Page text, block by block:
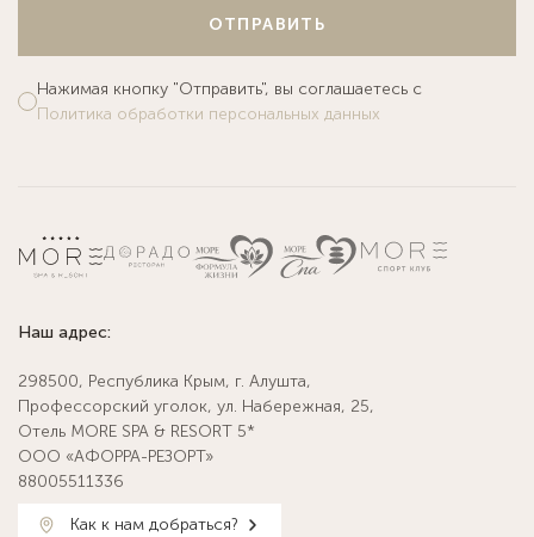
ОТПРАВИТЬ
Нажимая кнопку "Отправить", вы соглашаетесь с
Политика обработки персональных данных
Наш адрес:
298500, Республика Крым, г. Алушта,
Профессорский уголок, ул. Набережная, 25,
Отель MORE SPA & RESORT 5*
ООО «АФОРРА-РЕЗОРТ»
88005511336
Как к нам добраться?